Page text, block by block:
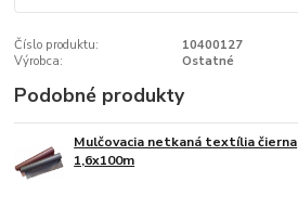
Číslo produktu:
10400127
Výrobca:
Ostatné
Podobné produkty
Mulčovacia netkaná textília čierna
1,6x100m